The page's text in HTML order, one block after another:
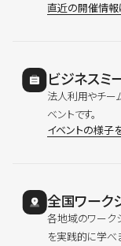
直近の開催情報
ビジネスミ
法人利用やチー
ベントです。
イベントの様子
全国ワーク
各地域のワーク
を実践的に学べ